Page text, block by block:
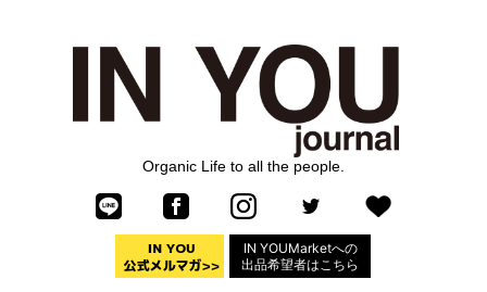
Organic Life to all the people.
IN YOUMarketへの
出品希望者はこちら